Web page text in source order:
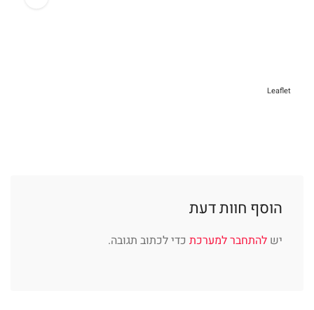
Leaflet
הוסף חוות דעת
יש להתחבר למערכת כדי לכתוב תגובה.